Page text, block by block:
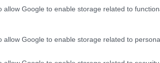
allow Google to enable storage related to
allow Google to enable storage related to
ΔΙΕΘΝΗ 20/09/2016